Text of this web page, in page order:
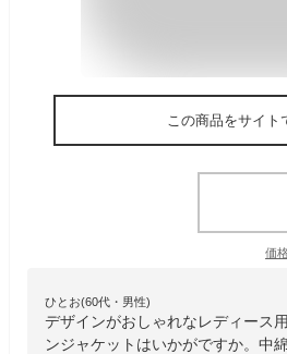
この商品をサイト
価
ひとお(60代・男性)
デザインがおしゃれなレディース
ンジャケットはいかがですか。中